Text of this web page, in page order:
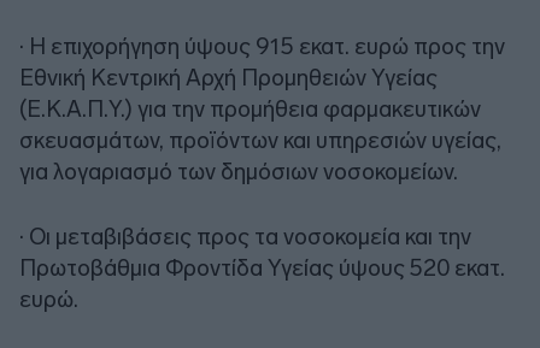
· Η επιχορήγηση ύψους 915 εκατ. ευρώ προς την
Εθνική Κεντρική Αρχή Προμηθειών Υγείας
(Ε.Κ.Α.Π.Υ.) για την προμήθεια φαρμακευτικών
σκευασμάτων, προϊόντων και υπηρεσιών υγείας,
για λογαριασμό των δημόσιων νοσοκομείων.
· Οι μεταβιβάσεις προς τα νοσοκομεία και την
Πρωτοβάθμια Φροντίδα Υγείας ύψους 520 εκατ.
ευρώ.